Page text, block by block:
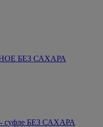
БЕЗ САХАРА
- суфле БЕЗ САХАРА